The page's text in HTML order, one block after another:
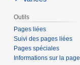
Outils
Pages liées
Suivi des pages liées
Pages spéciales
Informations sur la page